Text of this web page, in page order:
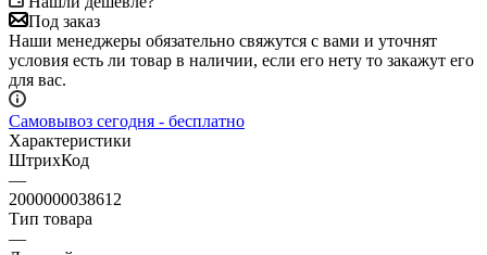
Самовывоз сегодня - бесплатно
Характеристики
ШтрихКод
—
2000000038612
Тип товара
—
Дисплей
Бренд
—
LG
Модель
—